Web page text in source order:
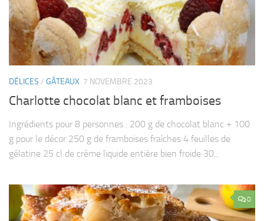
DÉLICES / GÂTEAUX 7 NOVEMBRE 2023
Charlotte chocolat blanc et framboises
Ingrédients pour 8 personnes : 200 g de chocolat blanc + 100
g pour le décor 250 g de framboises fraîches 4 feuilles de
gélatine 25 cl de crème liquide entière bien froide 30...
0